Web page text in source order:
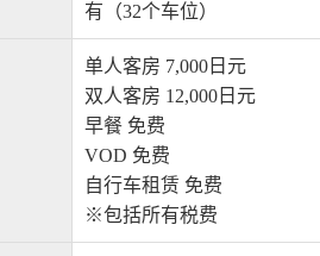
有（32个车位）
单人客房 7,000日元
双人客房 12,000日元
早餐 免费
VOD 免费
自行车租赁 免费
※包括所有税费